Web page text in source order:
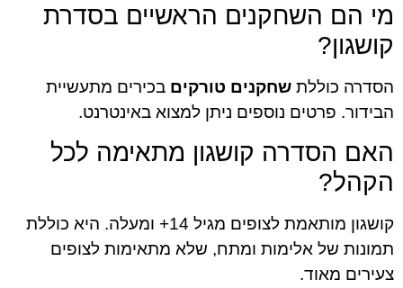
מי הם השחקנים הראשיים בסדרת
קושגון?
הסדרה כוללת שחקנים טורקים בכירים מתעשיית
הבידור. פרטים נוספים ניתן למצוא באינטרנט.
האם הסדרה קושגון מתאימה לכל
הקהל?
קושגון מותאמת לצופים מגיל 14+ ומעלה. היא כוללת
תמונות של אלימות ומתח, שלא מתאימות לצופים
צעירים מאוד.